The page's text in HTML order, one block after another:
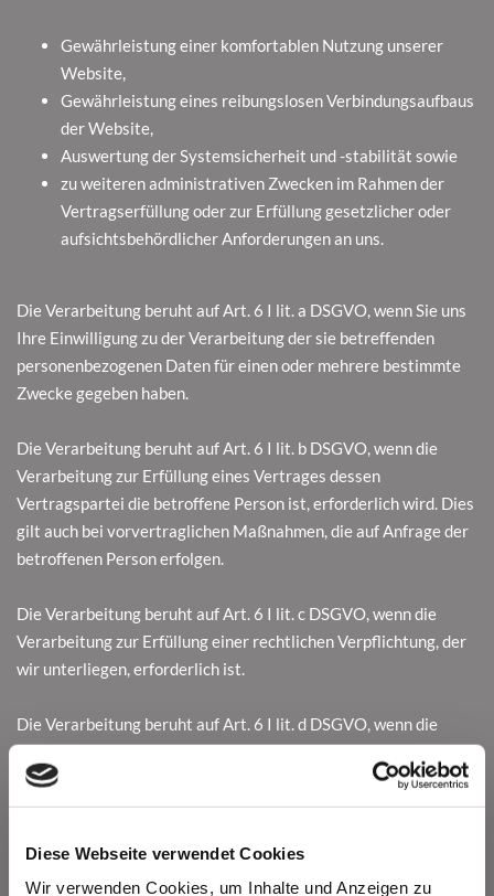
Diese Webseite verwendet Cookies
Wir verwenden Cookies, um Inhalte und Anzeigen zu
Gewährleistung einer komfortablen Nutzung unserer
Website,
Gewährleistung eines reibungslosen Verbindungsaufbaus
der Website,
Auswertung der Systemsicherheit und -stabilität sowie
zu weiteren administrativen Zwecken im Rahmen der
Vertragserfüllung oder zur Erfüllung gesetzlicher oder
aufsichtsbehördlicher Anforderungen an uns.
Die Verarbeitung beruht auf Art. 6 I lit. a DSGVO, wenn Sie uns
Ihre Einwilligung zu der Verarbeitung der sie betreffenden
personenbezogenen Daten für einen oder mehrere bestimmte
Zwecke gegeben haben.
Die Verarbeitung beruht auf Art. 6 I lit. b DSGVO, wenn die
Verarbeitung zur Erfüllung eines Vertrages dessen
Vertragspartei die betroffene Person ist, erforderlich wird. Dies
gilt auch bei vorvertraglichen Maßnahmen, die auf Anfrage der
betroffenen Person erfolgen.
Die Verarbeitung beruht auf Art. 6 I lit. c DSGVO, wenn die
Verarbeitung zur Erfüllung einer rechtlichen Verpflichtung, der
wir unterliegen, erforderlich ist.
Die Verarbeitung beruht auf Art. 6 I lit. d DSGVO, wenn die
Verarbeitung zum Schutz lebenswichtiger Interessen der
betroffenen Person oder einer anderen natürlichen Person
erforderlich ist. Dies kann dann ein seltener Fall sein, wenn sich
personenbezogenen Daten z.B. an einen Arzt weitergegeben
werden.